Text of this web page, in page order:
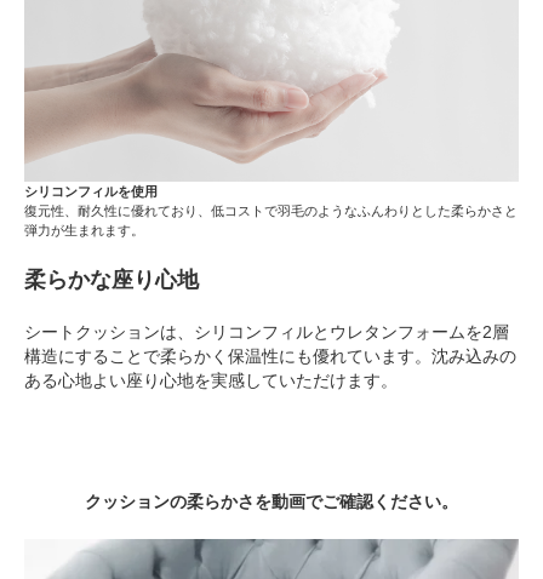
シリコンフィルを使用
復元性、耐久性に優れており、低コストで羽毛のようなふんわりとした柔らかさと
弾力が生まれます。
柔らかな座り心地
シートクッションは、シリコンフィルとウレタンフォームを2層
構造にすることで柔らかく保温性にも優れています。沈み込みの
ある心地よい座り心地を実感していただけます。
クッションの柔らかさを動画でご確認ください。